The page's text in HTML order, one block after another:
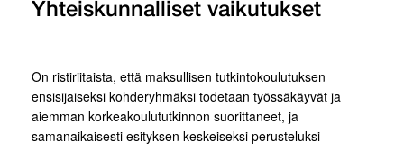
Yhteiskunnalliset vaikutukset
On ristiriitaista, että maksullisen tutkintokoulutuksen
ensisijaiseksi kohderyhmäksi todetaan työssäkäyvät ja
aiemman korkeakoulututkinnon suorittaneet, ja
samanaikaisesti esityksen keskeiseksi perusteluksi